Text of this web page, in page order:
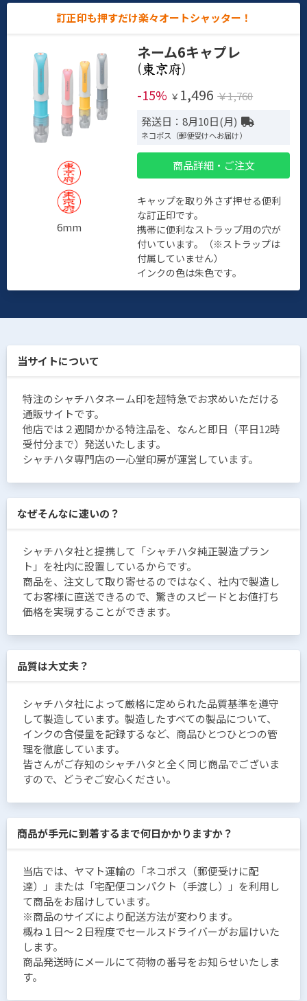
訂正印も押すだけ楽々オートシャッター！
6mm
ネーム6キャプレ
(
)
-15% ￥ 1,496 ￥1,760
発送日：8月10日(月)
ネコポス（郵便受けへお届け）
商品詳細・ご注文
キャップを取り外さず押せる便利
な訂正印です。
携帯に便利なストラップ用の穴が
付いています。（※ストラップは
付属していません）
インクの色は朱色です。
当サイトについて
特注のシャチハタネーム印を超特急でお求めいただける
通販サイトです。
他店では２週間かかる特注品を、なんと即日（平日12時
受付分まで）発送いたします。
シャチハタ専門店の一心堂印房が運営しています。
なぜそんなに速いの？
シャチハタ社と提携して「シャチハタ純正製造プラン
ト」を社内に設置しているからです。
商品を、注文して取り寄せるのではなく、社内で製造し
てお客様に直送できるので、驚きのスピードとお値打ち
価格を実現することができます。
品質は大丈夫？
シャチハタ社によって厳格に定められた品質基準を遵守
して製造しています。製造したすべての製品について、
インクの含侵量を記録するなど、商品ひとつひとつの管
理を徹底しています。
皆さんがご存知のシャチハタと全く同じ商品でございま
すので、どうぞご安心ください。
商品が手元に到着するまで何日かかりますか？
当店では、ヤマト運輸の「ネコポス（郵便受けに配
達）」または「宅配便コンパクト（手渡し）」を利用し
て商品をお届けしています。
※商品のサイズにより配送方法が変わります。
概ね１日〜２日程度でセールスドライバーがお届けいた
します。
商品発送時にメールにて荷物の番号をお知らせいたしま
す。